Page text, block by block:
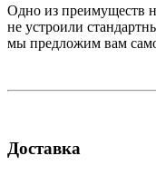
Одно из преимуществ
не устроили
мы предложим вам
Доставка